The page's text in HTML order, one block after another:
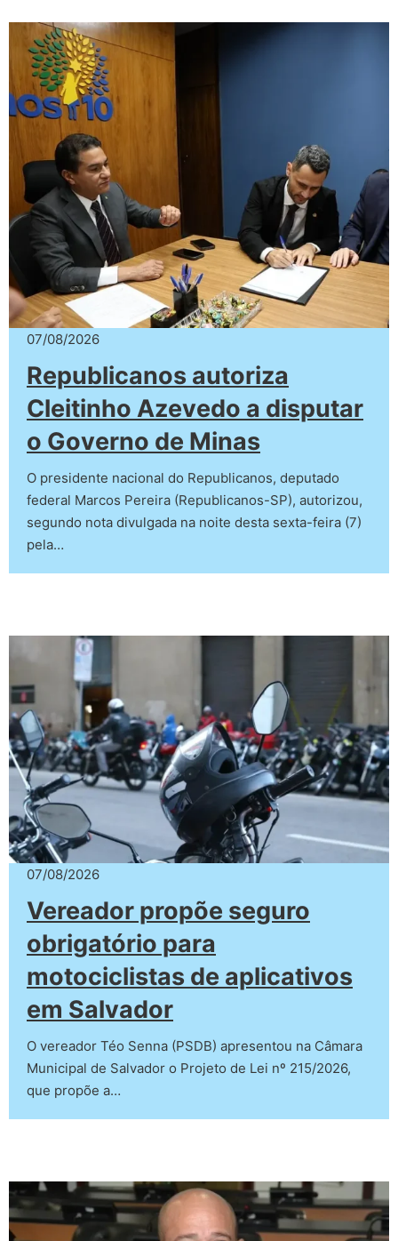
07/08/2026
Republicanos autoriza
Cleitinho Azevedo a disputar
o Governo de Minas
O presidente nacional do Republicanos, deputado
federal Marcos Pereira (Republicanos-SP), autorizou,
segundo nota divulgada na noite desta sexta-feira (7)
pela…
07/08/2026
Vereador propõe seguro
obrigatório para
motociclistas de aplicativos
em Salvador
O vereador Téo Senna (PSDB) apresentou na Câmara
Municipal de Salvador o Projeto de Lei nº 215/2026,
que propõe a…